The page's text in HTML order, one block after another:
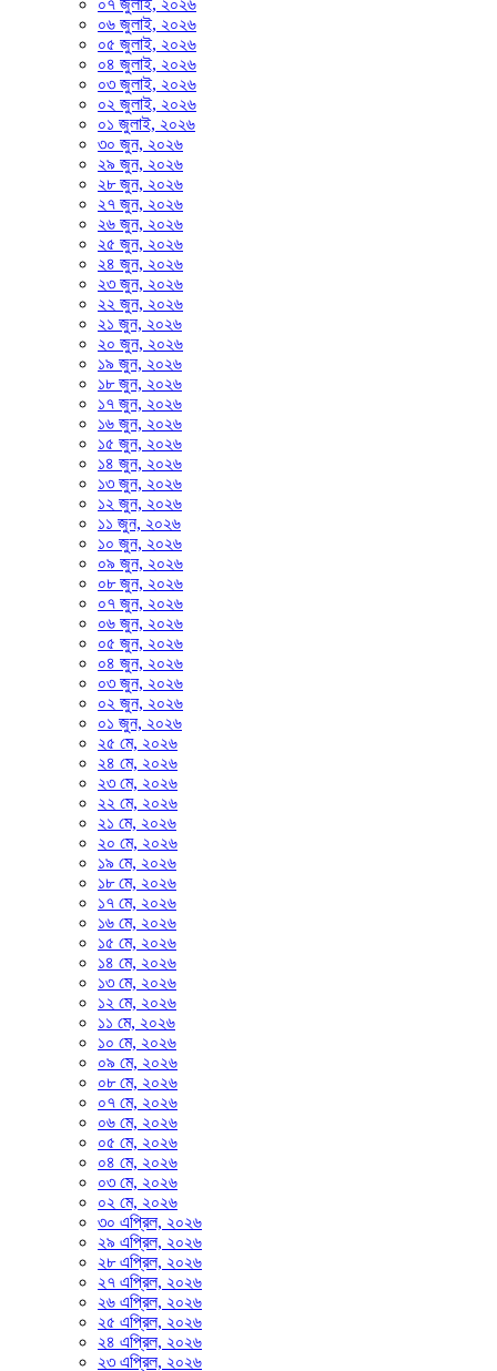
০৭ জুলাই, ২০২৬
০৬ জুলাই, ২০২৬
০৫ জুলাই, ২০২৬
০৪ জুলাই, ২০২৬
০৩ জুলাই, ২০২৬
০২ জুলাই, ২০২৬
০১ জুলাই, ২০২৬
৩০ জুন, ২০২৬
২৯ জুন, ২০২৬
২৮ জুন, ২০২৬
২৭ জুন, ২০২৬
২৬ জুন, ২০২৬
২৫ জুন, ২০২৬
২৪ জুন, ২০২৬
২৩ জুন, ২০২৬
২২ জুন, ২০২৬
২১ জুন, ২০২৬
২০ জুন, ২০২৬
১৯ জুন, ২০২৬
১৮ জুন, ২০২৬
১৭ জুন, ২০২৬
১৬ জুন, ২০২৬
১৫ জুন, ২০২৬
১৪ জুন, ২০২৬
১৩ জুন, ২০২৬
১২ জুন, ২০২৬
১১ জুন, ২০২৬
১০ জুন, ২০২৬
০৯ জুন, ২০২৬
০৮ জুন, ২০২৬
০৭ জুন, ২০২৬
০৬ জুন, ২০২৬
০৫ জুন, ২০২৬
০৪ জুন, ২০২৬
০৩ জুন, ২০২৬
০২ জুন, ২০২৬
০১ জুন, ২০২৬
২৫ মে, ২০২৬
২৪ মে, ২০২৬
২৩ মে, ২০২৬
২২ মে, ২০২৬
২১ মে, ২০২৬
২০ মে, ২০২৬
১৯ মে, ২০২৬
১৮ মে, ২০২৬
১৭ মে, ২০২৬
১৬ মে, ২০২৬
১৫ মে, ২০২৬
১৪ মে, ২০২৬
১৩ মে, ২০২৬
১২ মে, ২০২৬
১১ মে, ২০২৬
১০ মে, ২০২৬
০৯ মে, ২০২৬
০৮ মে, ২০২৬
০৭ মে, ২০২৬
০৬ মে, ২০২৬
০৫ মে, ২০২৬
০৪ মে, ২০২৬
০৩ মে, ২০২৬
০২ মে, ২০২৬
৩০ এপ্রিল, ২০২৬
২৯ এপ্রিল, ২০২৬
২৮ এপ্রিল, ২০২৬
২৭ এপ্রিল, ২০২৬
২৬ এপ্রিল, ২০২৬
২৫ এপ্রিল, ২০২৬
২৪ এপ্রিল, ২০২৬
২৩ এপ্রিল, ২০২৬